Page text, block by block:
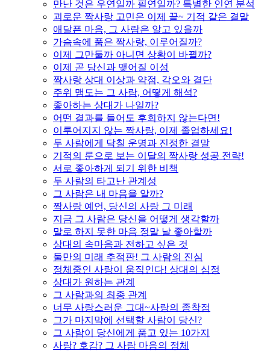
만난 것은 우연일까 필연일까? 특별한 인연 분석
괴로운 짝사랑 고민은 이제 끝~ 기적 같은 결말
애달픈 마음, 그 사람은 알고 있을까
가슴속에 품은 짝사랑, 이루어질까?
이제 그만둘까 아니면 상황이 바뀔까?
이제 곧 당신과 맺어질 이성
짝사랑 상대 이상과 약점, 각오와 결단
주위 맴도는 그 사람, 어떻게 해석?
좋아하는 상대가 나일까?
어떤 결과를 들어도 후회하지 않는다면!
이루어지지 않는 짝사랑, 이제 졸업하세요!
두 사람에게 닥칠 운명과 진정한 결말
기적의 룬으로 보는 이달의 짝사랑 성공 전략!
서로 좋아하게 되기 위한 비책
두 사람의 타고난 관계성
그 사람은 내 마음을 알까?
짝사랑 예언, 당신의 사랑 그 미래
지금 그 사람은 당신을 어떻게 생각할까
말로 하지 못한 마음 정말 날 좋아할까
상대의 속마음과 전하고 싶은 것
둘만의 미래 추적판! 그 사람의 진심
정체중인 사랑이 움직인다! 상대의 심정
상대가 원하는 관계
그 사람과의 최종 관계
너무 사랑스러운 그대~사랑의 종착점
그가 마지막에 선택할 사람이 당신?
그 사람이 당신에게 품고 있는 10가지
사랑? 호감? 그 사람 마음의 정체